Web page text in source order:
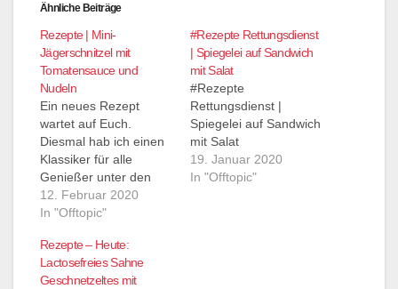
Ähnliche Beiträge
Rezepte | Mini-
Jägerschnitzel mit
Tomatensauce und
Nudeln
Ein neues Rezept
wartet auf Euch.
Diesmal hab ich einen
Klassiker für alle
Genießer unter den
Essens liebhabern.
12. Februar 2020
In "Offtopic"
#Rezepte Rettungsdienst
| Spiegelei auf Sandwich
mit Salat
#Rezepte
Rettungsdienst |
Spiegelei auf Sandwich
mit Salat
19. Januar 2020
In "Offtopic"
Rezepte – Heute:
Lactosefreies Sahne
Geschnetzeltes mit